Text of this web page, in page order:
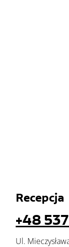
Recepcja
+48
Ul.